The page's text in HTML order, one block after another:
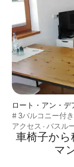
ロート・アン・
# 3バルコニー付
アクセス · バスル
車椅子か
マ